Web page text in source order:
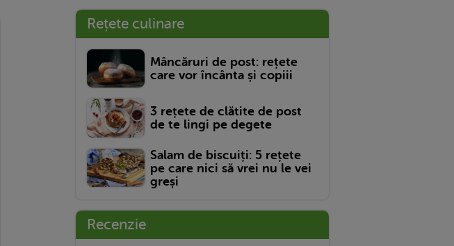
Rețete culinare
Mâncăruri de post: rețete
care vor încânta și copiii
3 rețete de clătite de post
de te lingi pe degete
Salam de biscuiți: 5 rețete
pe care nici să vrei nu le vei
greși
Recenzie